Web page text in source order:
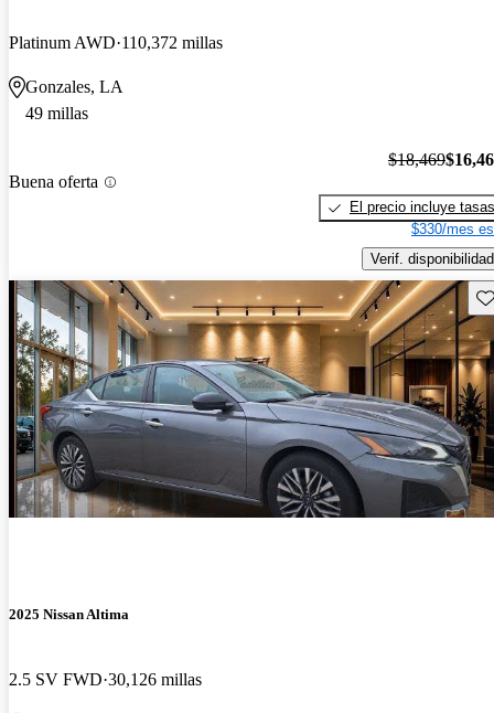
Platinum AWD 110,372 millas
Gonzales, LA
49 millas
Buena oferta
$18,469
El precio incluye tasas
$330/mes
Verif. disponibilidad
2025 Nissan Altima
2.5 SV FWD 30,126 millas